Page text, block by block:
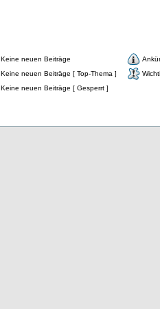
Keine neuen Beiträge
Keine neuen Beiträge [ Top-Thema ]
Keine neuen Beiträge [ Gesperrt ]